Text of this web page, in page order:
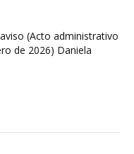
(Acto administrativo
de 2026) Daniela